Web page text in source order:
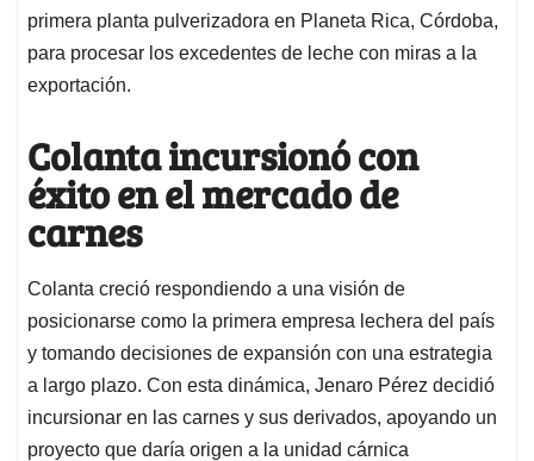
primera planta pulverizadora en Planeta Rica, Córdoba,
para procesar los excedentes de leche con miras a la
exportación.
Colanta incursionó con
éxito en el mercado de
carnes
Colanta creció respondiendo a una visión de
posicionarse como la primera empresa lechera del país
y tomando decisiones de expansión con una estrategia
a largo plazo. Con esta dinámica, Jenaro Pérez decidió
incursionar en las carnes y sus derivados, apoyando un
proyecto que daría origen a la unidad cárnica